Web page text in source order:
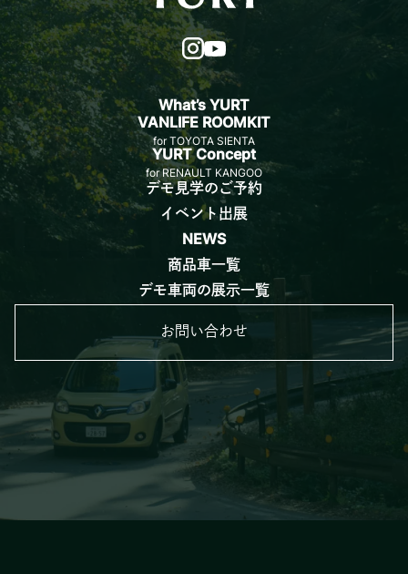
What’s YURT
VANLIFE ROOMKIT
for TOYOTA SIENTA
YURT Concept
for RENAULT KANGOO
デモ見学のご予約
イベント出展
NEWS
商品車一覧
デモ車両の展示一覧
お問い合わせ